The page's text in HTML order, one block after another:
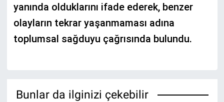
yanında olduklarını ifade ederek, benzer
olayların tekrar yaşanmaması adına
toplumsal sağduyu çağrısında bulundu.
Bunlar da ilginizi çekebilir